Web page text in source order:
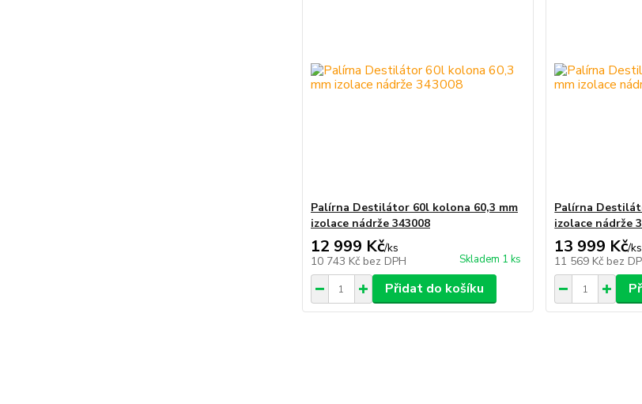
Palírna Destilátor 60l kolona 60,3 mm
izolace nádrže 343008
12 999 Kč/ks
10 743 Kč bez DPH Skladem 1 ks
Přidat do košíku
Palírna
izolace nádrže
13 999 Kč/ks
11 569 Kč bez